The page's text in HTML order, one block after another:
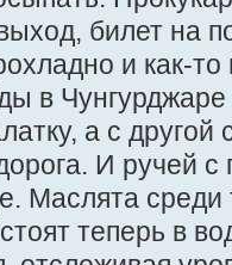
билет на
и как-
в
а с
И ручей
Маслята
теперь в